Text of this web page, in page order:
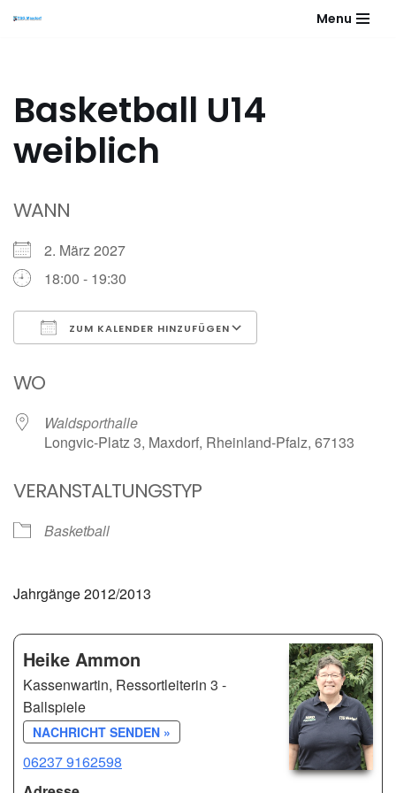
Menu
Basketball U14
weiblich
WANN
2. März 2027
18:00 - 19:30
ZUM KALENDER HINZUFÜGEN
WO
Waldsporthalle
Longvic-Platz 3, Maxdorf, Rheinland-Pfalz, 67133
VERANSTALTUNGSTYP
Basketball
Jahrgänge 2012/2013
Heike Ammon
Kassenwartin, Ressortleiterin 3 -
Ballspiele
NACHRICHT SENDEN »
06237 9162598